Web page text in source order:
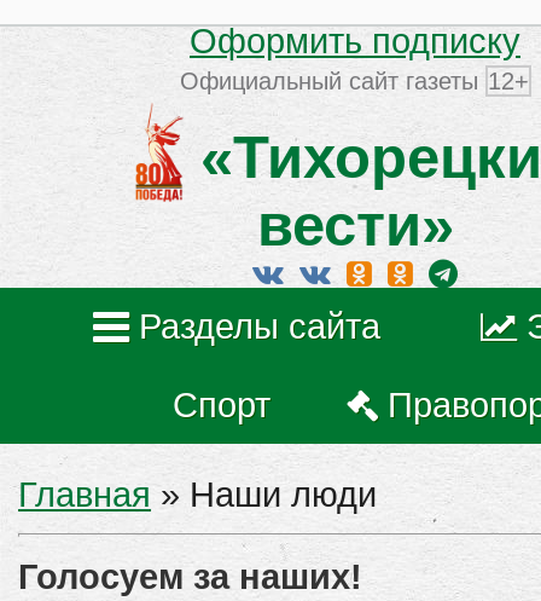
Оформить подписку
Официальный сайт газеты 12+
вести»
Разделы сайта
Спорт
Главная » Наши люди
Голосуем за наших!